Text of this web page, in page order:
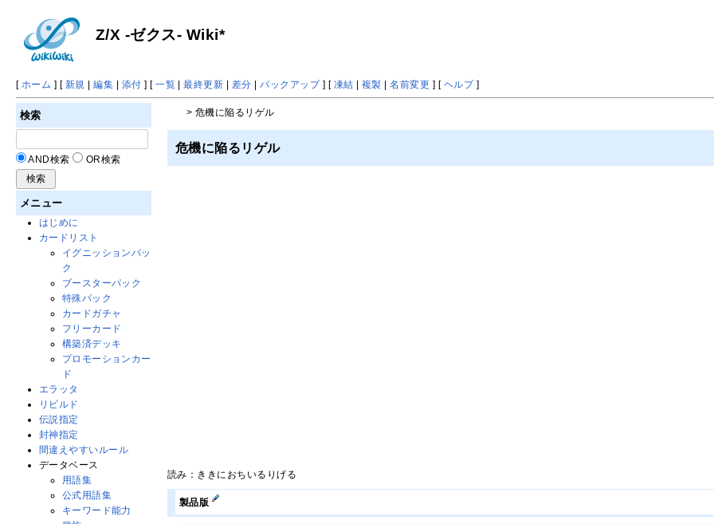
Z/X -ゼクス- Wiki*
[ ホーム ] [ 新規 |編集 | 添付 ] [一覧 |最終更新 | 差分 |バックアップ] [ 凍結 | 複製 |名前変更 ] [ ヘルプ]
> 危機に陥るリゲル
危機に陥るリゲル
読み：ききにおちいるりげる
製品版
検索
AND検索 OR検索
メニュー
はじめに
カードリスト
イグニッションパッ
ク
ブースターパック
特殊パック
カードガチャ
フリーカード
構築済デッキ
プロモーションカー
ド
エラッタ
リビルド
伝説指定
封神指定
間違えやすいルール
データベース
用語集
公式用語集
キーワード能力